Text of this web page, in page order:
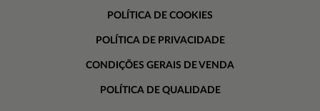
POLÍTICA DE COOKIES
POLÍTICA DE PRIVACIDADE
CONDIÇÕES GERAIS DE VENDA
POLÍTICA DE QUALIDADE